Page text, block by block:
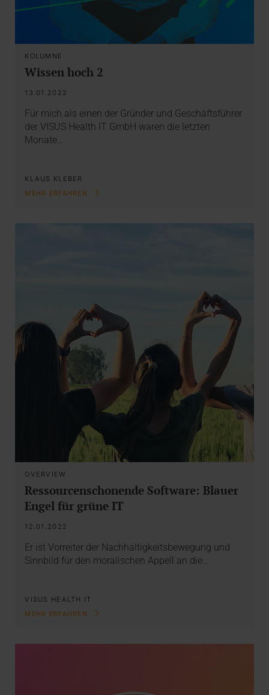
KOLUMNE
Wissen hoch 2
13.01.2022
Für mich als einen der Gründer und Geschäftsführer
der VISUS Health IT GmbH waren die letzten
Monate…
KLAUS KLEBER
MEHR ERFAHREN
OVERVIEW
Ressourcenschonende Software: Blauer
Engel für grüne IT
12.01.2022
Er ist Vorreiter der Nachhaltigkeitsbewegung und
Sinnbild für den moralischen Appell an die…
VISUS HEALTH IT
MEHR ERFAHREN